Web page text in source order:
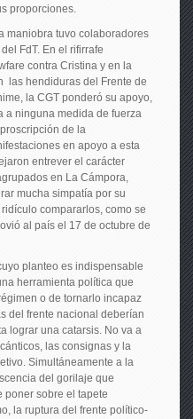
proporciones.
maniobra tuvo colaboradores
FdT. En el rifirrafe
contra Cristina y en la
las hendiduras del Frente de
la CGT ponderó su apoyo,
a ninguna medida de fuerza
de la
en apoyo a esta
entrever el carácter
en La Cámpora,
mucha simpatía por su
compararlos, como se
al país el 17 de octubre de
planteo es indispensable
herramienta política que
o de tornarlo incapaz
del frente nacional deberían
lograr una catarsis. No va a
las consignas y la
Simultáneamente a la
del gorilaje que
poner sobre el tapete
la ruptura del frente político-